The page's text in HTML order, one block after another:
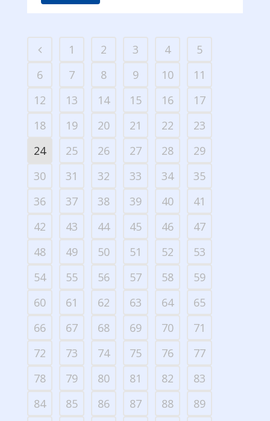
1 2 3 4
5
6
7 8 9 10
11
12
13 14 15 16
17
18
19 20 21 22
23
24
25 26 27 28
29
30
31 32 33 34
35
36
37 38 39 40
41
42
43 44 45 46
47
48
49 50 51 52
53
54
55 56 57 58
59
60
61 62 63 64
65
66
67 68 69 70
71
72
73 74 75 76
77
78
79 80 81 82
83
84
85 86 87 88
89